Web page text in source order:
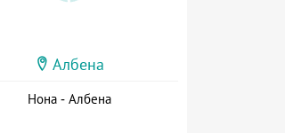
Албена
Нона - Албена